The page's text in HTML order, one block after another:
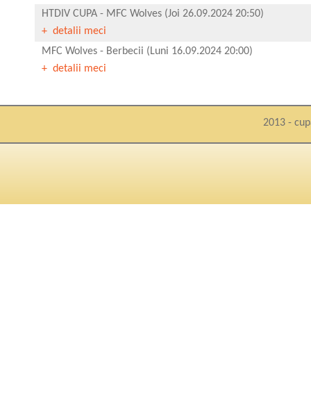
HTDIV CUPA - MFC Wolves (Joi 26.09.2024 20:50)
+ detalii meci
MFC Wolves - Berbecii (Luni 16.09.2024 20:00)
+ detalii meci
2013 -